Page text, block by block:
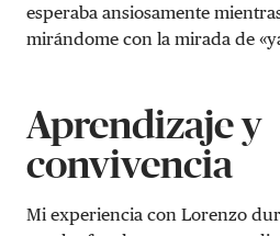
esperaba ansiosamente
mirándome con la mirada de
Aprendizaje y
convivencia
Mi experiencia con Lorenzo